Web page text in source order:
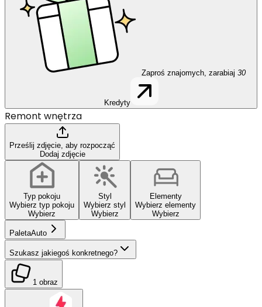
Zaproś znajomych, zarabiaj 30
Kredyty
Remont wnętrza
Prześlij zdjęcie, aby rozpocząć
Dodaj zdjęcie
Typ pokoju
Wybierz typ pokoju
Wybierz
Styl
Wybierz styl
Wybierz
Elementy
Wybierz elementy
Wybierz
PaletaAuto
Szukasz jakiegoś konkretnego?
1 obraz